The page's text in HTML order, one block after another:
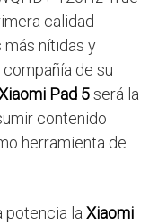
calidad
nítidas y
de su
Pad 5será la
contenido
herramienta de
potencia la Xiaomi